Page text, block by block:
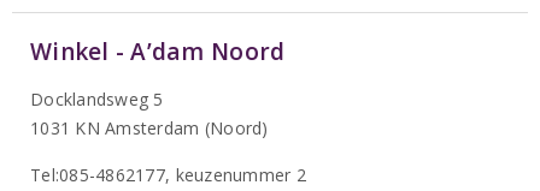
Winkel - A’dam Noord
Docklandsweg 5
1031 KN Amsterdam (Noord)
Tel:085-4862177, keuzenummer 2